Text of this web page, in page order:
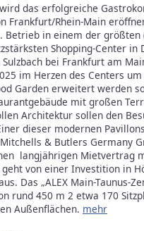
das erfolgreiche
Frankfurt/Rhein-Main
in einem der größten
Shopping-Center in
bei Frankfurt am
im Herzen des Centers
Garden erweitert werden
mit großen
Architektur sollen den
dieser modernen
& Butlers Germany
langjährigen Mietvertrag
von einer Investition in
Das „ALEX Main-Taunus-
rund 450 m 2 etwa 170
Außenflächen. mehr